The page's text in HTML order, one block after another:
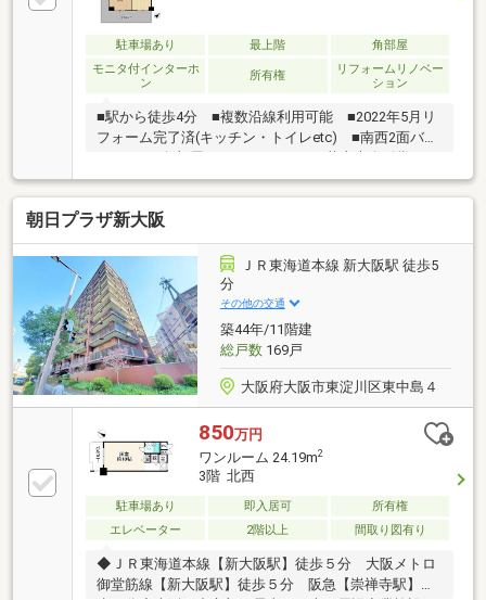
駐車場あり 最上階
角部屋
モニタ付インターホ
ン
所有権
リフォームリノベー
ション
■駅から徒歩4分 ■複数沿線利用可能 ■2022年5月リ
フォーム完了済(キッチン・トイレetc) ■南西2面バル
能 ■全居室収納スペースあり
朝日プラザ新大阪
ＪＲ東海道本線 新大阪駅 徒歩5
分
その他の交通
築44年/11階建
総戸数169戸
大阪府大阪市東淀川区東中島４
850万円
ワンルーム 24.19m2
3階 北西
駐車場あり 即入居可
所有権
エレベーター
2階以上 間取り図有り
◆ＪＲ東海道本線【新大阪駅】徒歩５分 大阪メトロ
御堂筋線【新大阪駅】徒歩５分 阪急【崇禅寺駅】徒